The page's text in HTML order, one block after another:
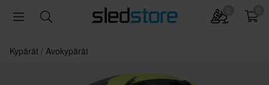
Kypärät Avokypärät